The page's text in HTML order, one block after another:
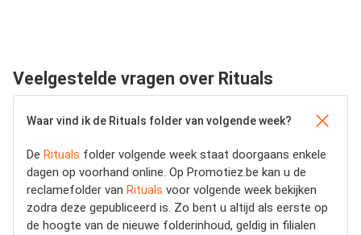
Veelgestelde vragen over Rituals
Waar vind ik de Rituals folder van volgende week?
De Rituals folder volgende week staat doorgaans enkele
dagen op voorhand online. Op Promotiez.be kan u de
reclamefolder van Rituals voor volgende week bekijken
zodra deze gepubliceerd is. Zo bent u altijd als eerste op
de hoogte van de nieuwe folderinhoud, geldig in filialen